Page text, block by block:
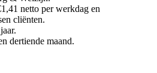
netto per werkdag en
cliënten.
dertiende maand.